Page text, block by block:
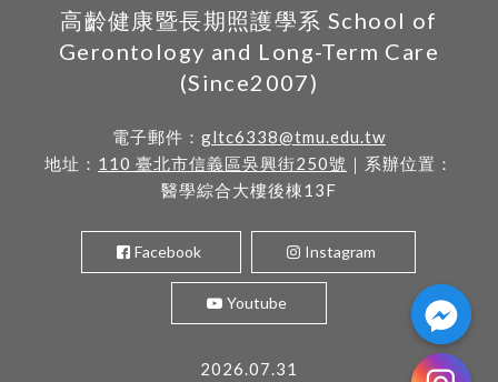
高齡健康暨長期照護學系 School of
Gerontology and Long-Term Care
(Since2007)
電子郵件： gltc6338@tmu.edu.tw
地址： 110 臺北市信義區吳興街250號 ｜系辦位置：
醫學綜合大樓後棟13F
Facebook Instagram
Youtube
2026.07.31